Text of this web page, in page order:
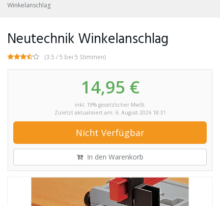
Winkelanschlag
Neutechnik Winkelanschlag
(3.5 / 5 bei 5 Stimmen)
14,95 €
inkl. 19% gesetzlicher MwSt.
Zuletzt aktualisiert am: 6. August 2026 18:31
Nicht Verfügbar
In den Warenkorb